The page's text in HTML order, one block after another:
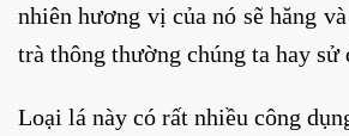
nhiên hương vị của nó sẽ hăng
trà thông thường chúng ta hay sử
Loại lá này có rất nhiều công